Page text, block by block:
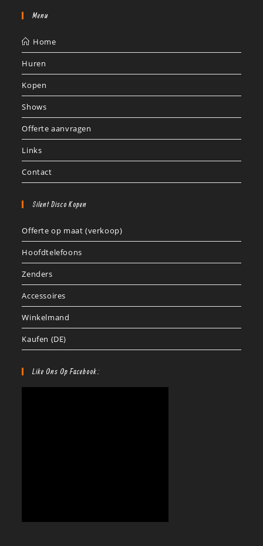
Menu
Home
Huren
Kopen
Shows
Offerte aanvragen
Links
Contact
Silent Disco Kopen
Offerte op maat (verkoop)
Hoofdtelefoons
Zenders
Accessoires
Winkelmand
Kaufen (DE)
Like Ons Op Facebook: